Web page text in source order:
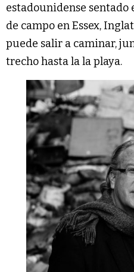
estadounidense sentado
de campo en Essex,
puede salir a caminar,
trecho hasta la la playa.